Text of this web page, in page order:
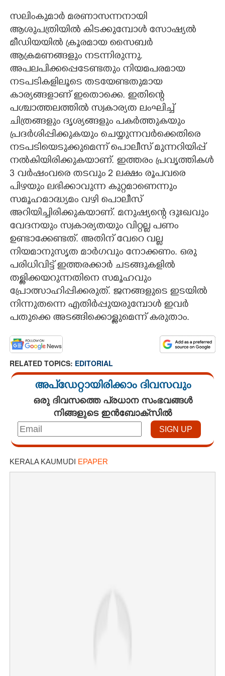
സലിംകുമാർ മരണാസന്നനായി
ആശുപത്രിയിൽ കിടക്കുമ്പോൾ സോഷ്യൽ
മീഡിയയിൽ ക്രൂരമായ സൈബർ
ആക്രമണങ്ങളും നടന്നിരുന്നു.
അപലപിക്കപ്പെടേണ്ടതും നിയമപരമായ
നടപടികളിലൂടെ തടയേണ്ടതുമായ
കാര്യങ്ങളാണ് ഇതൊക്കെ. ഇതിന്റെ
പശ്ചാത്തലത്തിൽ സ്വകാര്യത ലംഘിച്ച്
ചിത്രങ്ങളും ദൃശ്യങ്ങളും പകർത്തുകയും
പ്രദർശിപ്പിക്കുകയും ചെയ്യുന്നവർക്കെതിരെ
നടപടിയെടുക്കുമെന്ന് പൊലീസ് മുന്നറിയിപ്പ്
നൽകിയിരിക്കുകയാണ്. ഇത്തരം പ്രവൃത്തികൾ
3 വർഷംവരെ തടവും 2 ലക്ഷം രൂപവരെ
പിഴയും ലഭിക്കാവുന്ന കുറ്റമാണെന്നും
സമൂഹമാദ്ധ്യമം വഴി പൊലീസ്
അറിയിച്ചിരിക്കുകയാണ്. മനുഷ്യന്റെ ദുഃഖവും
വേദനയും സ്വകാര്യതയും വിറ്റല്ല പണം
ഉണ്ടാക്കേണ്ടത്. അതിന് വേറെ വല്ല
നിയമാനുസൃത മാർഗവും നോക്കണം. ഒരു
പരിധിവിട്ട് ഇത്തരക്കാർ ചടങ്ങുകളിൽ
തള്ളിക്കയറുന്നതിനെ സമൂഹവും
പ്രോത്സാഹിപ്പിക്കരുത്. ജനങ്ങളുടെ ഇടയിൽ
നിന്നുതന്നെ എതിർപ്പുയരുമ്പോൾ ഇവർ
പതുക്കെ അടങ്ങിക്കൊള്ളുമെന്ന് കരുതാം.
RELATED TOPICS: EDITORIAL
അപ്ഡേറ്റായിരിക്കാം ദിവസവും
ഒരു ദിവസത്തെ പ്രധാന സംഭവങ്ങൾ
നിങ്ങളുടെ ഇൻബോക്സിൽ
KERALA KAUMUDI EPAPER